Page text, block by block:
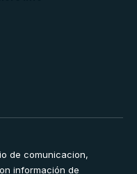
de comunicacion,
información de